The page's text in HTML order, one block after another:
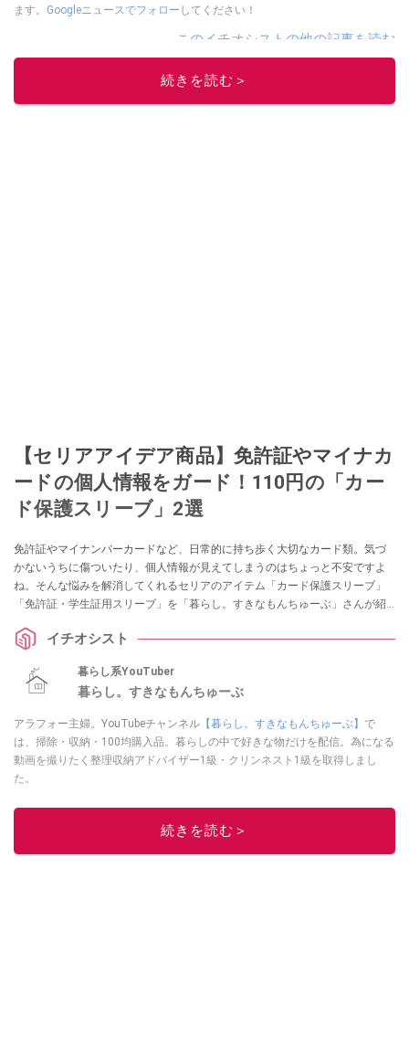
ます。 Googleニュースでフォロー してください！
このイチオシストの他の記事を読む
続きを読む＞
【セリアアイデア商品】免許証やマイナカ
ードの個人情報をガード！110円の「カー
ド保護スリーブ」2選
免許証やマイナンバーカードなど、日常的に持ち歩く大切なカード類。気づ
かないうちに傷ついたり、個人情報が見えてしまうのはちょっと不安ですよ
ね。そんな悩みを解消してくれるセリアのアイテム「カード保護スリーブ」
「免許証・学生証用スリーブ」を「暮らし。すきなもんちゅーぶ」さんが紹
で、ぜひチェックしてみてくださいね。
イチオシスト
暮らし系YouTuber
暮らし。すきなもんちゅーぶ
アラフォー主婦。YouTubeチャンネル 【暮らし。すきなもんちゅーぶ】 で
は、掃除・収納・100均購入品。暮らしの中で好きな物だけを配信。為になる
動画を撮りたく整理収納アドバイザー1級・クリンネスト1級を取得しまし
た。
このイチオシストの他の記事を読む
続きを読む＞